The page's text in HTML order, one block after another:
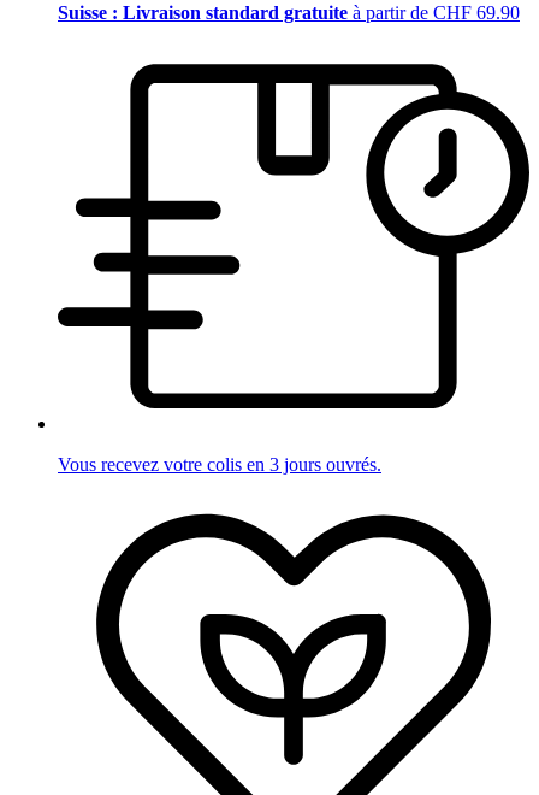
Suisse : Livraison standard gratuite à partir de CHF 69.90
Vous recevez votre colis en 3 jours ouvrés.